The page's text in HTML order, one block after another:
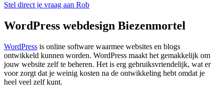
Stel direct je vraag aan Rob
WordPress webdesign Biezenmortel
WordPress is online software waarmee websites en blogs
ontwikkeld kunnen worden. WordPress maakt het gemakkelijk om
jouw website zelf te beheren. Het is erg gebruiksvriendelijk, wat er
voor zorgt dat je weinig kosten na de ontwikkeling hebt omdat je
heel veel zelf kunt.